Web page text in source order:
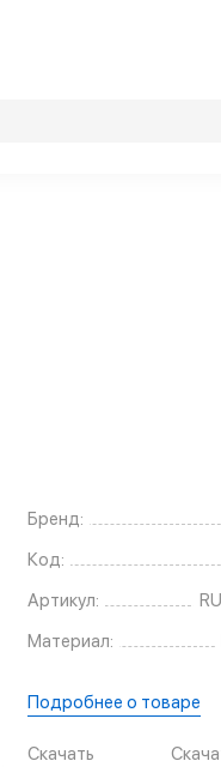
Бренд:
Код:
Артикул:
Материал:
Подробнее о товаре
Скачать